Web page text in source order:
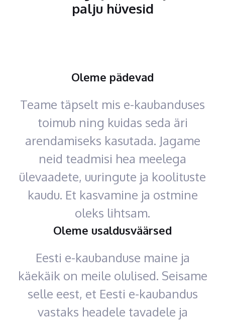
palju hüvesid
Oleme pädevad
Teame täpselt mis e-kaubanduses
toimub ning kuidas seda äri
arendamiseks kasutada. Jagame
neid teadmisi hea meelega
ülevaadete, uuringute ja koolituste
kaudu. Et kasvamine ja ostmine
oleks lihtsam.
Oleme usaldusväärsed
Eesti e-kaubanduse maine ja
käekäik on meile olulised. Seisame
selle eest, et Eesti e-kaubandus
vastaks headele tavadele ja